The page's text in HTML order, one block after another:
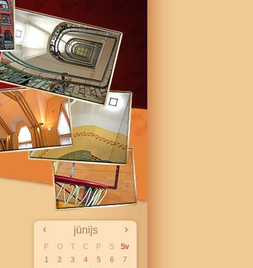
jūnijs
P O T C P S
Sv
1
2 3 4 5 6
7